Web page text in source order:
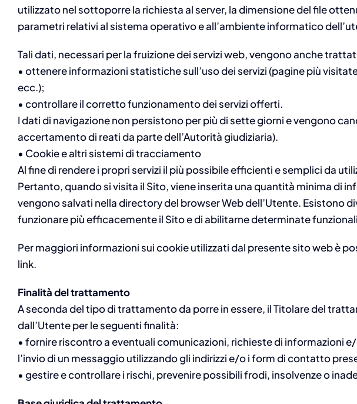
utilizzato nel sottoporre la richiesta al server, la dimensione del file
parametri relativi al sistema operativo e all’ambiente informatico
Tali dati, necessari per la fruizione dei servizi web, vengono anche
• ottenere informazioni statistiche sull’uso dei servizi (pagine più
ecc.);
• controllare il corretto funzionamento dei servizi offerti.
I dati di navigazione non persistono per più di sette giorni e vengono
accertamento di reati da parte dell’Autorità giudiziaria).
• Cookie e altri sistemi di tracciamento
Al fine di rendere i propri servizi il più possibile efficienti e semplici da
Pertanto, quando si visita il Sito, viene inserita una quantità minima di
vengono salvati nella directory del browser Web dell’Utente. Esistono
funzionare più efficacemente il Sito e di abilitarne determinate
Per maggiori informazioni sui cookie utilizzati dal presente sito web è
link.
Finalità del trattamento
A seconda del tipo di trattamento da porre in essere, il Titolare del
dall’Utente per le seguenti finalità:
• fornire riscontro a eventuali comunicazioni, richieste di informazioni
l’invio di un messaggio utilizzando gli indirizzi e/o i form di contatto
• gestire e controllare i rischi, prevenire possibili frodi, insolvenze o